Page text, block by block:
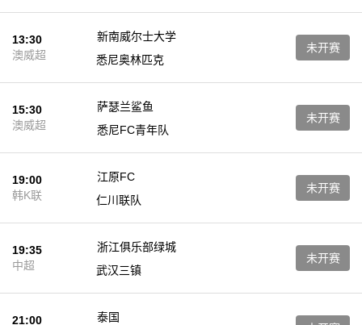
13:30
澳威超
新南威尔士大学
悉尼奥林匹克
未开赛
15:30
澳威超
萨瑟兰鲨鱼
悉尼FC青年队
未开赛
19:00
韩K联
江原FC
仁川联队
未开赛
19:35
中超
浙江俱乐部绿城
武汉三镇
未开赛
21:00
泰国